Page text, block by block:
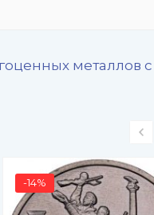
металлов с
-14%